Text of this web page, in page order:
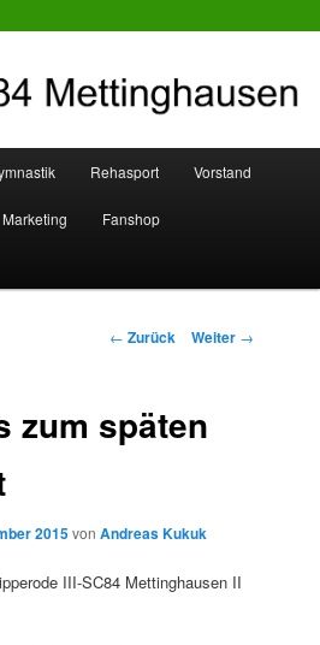
Rehasport Vorstand
Marketing Fanshop
Beitrags-
← Zurück Weiter →
zum späten
2015vonAndreas Kukuk
III-SC84 Mettinghausen II